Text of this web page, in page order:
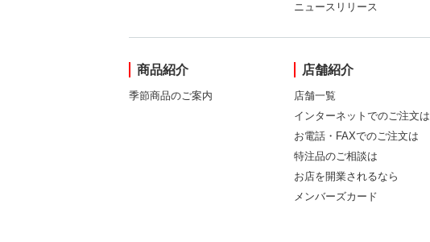
ニュースリリース
商品紹介
季節商品のご案内
店舗紹介
店舗一覧
インターネットでのご注文は
お電話・FAXでのご注文は
特注品のご相談は
お店を開業されるなら
メンバーズカード